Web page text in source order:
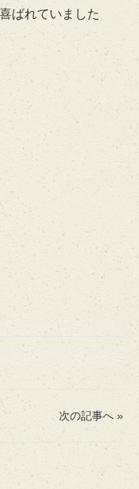
ばれていました
次の記事へ »